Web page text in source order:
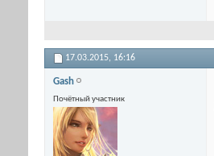
17.03.2015, 16:16
Gash
Почётный участник